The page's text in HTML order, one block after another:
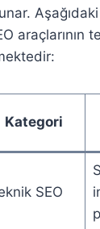
araçlarının
Kategori
SEO